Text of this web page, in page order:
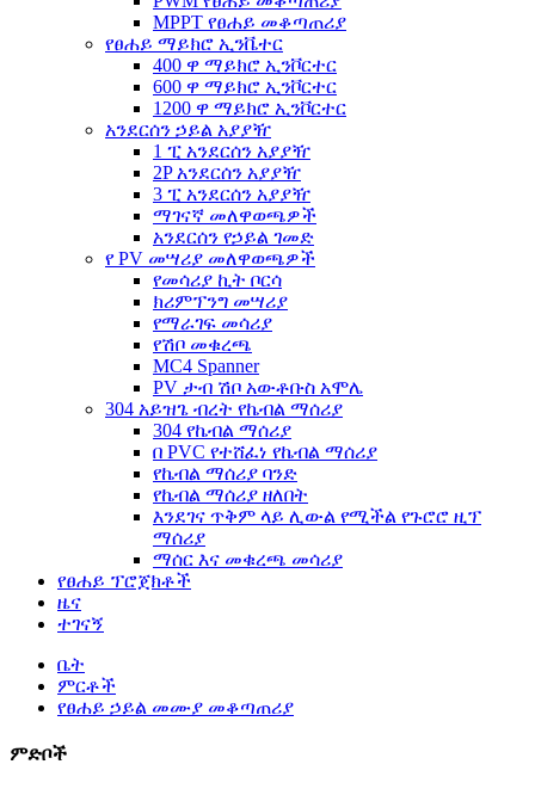
MPPT የፀሐይ መቆጣጠሪያ
የፀሐይ ማይክሮ ኢንቬተር
400 ዋ ማይክሮ ኢንቮርተር
600 ዋ ማይክሮ ኢንቮርተር
1200 ዋ ማይክሮ ኢንቮርተር
አንደርሰን ኃይል አያያዥ
1 ፒ አንደርሰን አያያዥ
2P አንደርሰን አያያዥ
3 ፒ አንደርሰን አያያዥ
ማገናኛ መለዋወጫዎች
አንደርሰን የኃይል ገመድ
የ PV መሣሪያ መለዋወጫዎች
የመሳሪያ ኪት ቦርሳ
ክሪምፕንግ መሣሪያ
የማራገፍ መሳሪያ
የሽቦ መቁረጫ
MC4 Spanner
PV ታብ ሽቦ አውቶቡስ አሞሌ
304 አይዝጌ ብረት የኬብል ማሰሪያ
304 የኬብል ማሰሪያ
በ PVC የተሸፈነ የኬብል ማሰሪያ
የኬብል ማሰሪያ ባንድ
የኬብል ማሰሪያ ዘለበት
እንደገና ጥቅም ላይ ሊውል የሚችል የጉሮሮ ዚፕ
ማሰሪያ
ማሰር እና መቁረጫ መሳሪያ
የፀሐይ ፕሮጀክቶች
ዜና
ተገናኝ
ቤት
ምርቶች
የፀሐይ ኃይል መሙያ መቆጣጠሪያ
ምድቦች